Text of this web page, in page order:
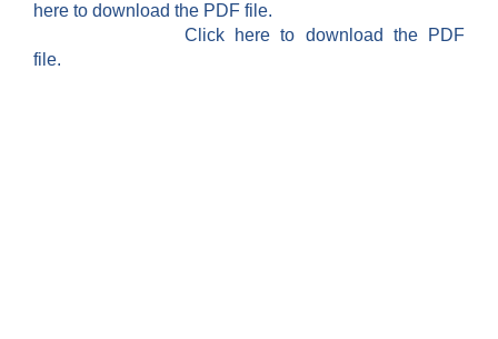
here to download the PDF file.
Click here to download the PDF
file.